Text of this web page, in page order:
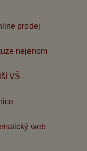
prodej
nejenom
VŠ -
web